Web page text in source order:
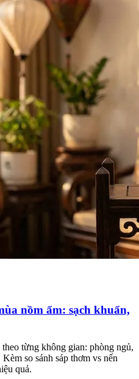
nồm ẩm: sạch khuẩn,
từng không gian: phòng ngủ,
so sánh sáp thơm vs nến
quả.